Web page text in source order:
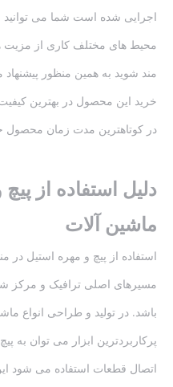
اجرایی شده است شما می توانید
محیط های مختلف کاری از مزیت
مند شوید به همین منظور
خرید این محصول در بهترین
در کوتاهترین مدت زمان محصول
دلیل استفاده از
ماشین آلات
استفاده از پیچ و مهره استیل در
مسیرهای اصلی ترافیک و مرکز
باشد. در تولید و طراحی انواع
پرکاربردترین ابزار می توان به
اتصال قطعات استفاده می شود